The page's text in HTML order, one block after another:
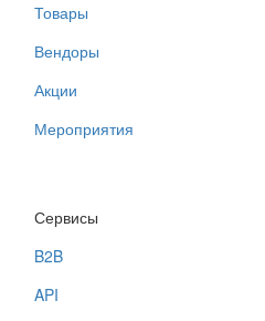
Товары
Вендоры
Акции
Мероприятия
Сервисы
B2B
API